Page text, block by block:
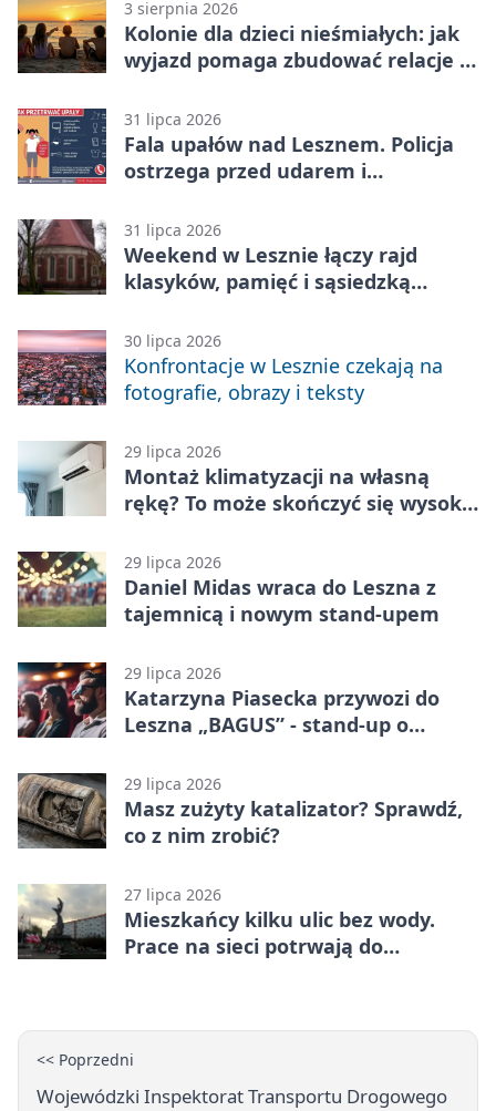
3 sierpnia 2026
Kolonie dla dzieci nieśmiałych: jak
wyjazd pomaga zbudować relacje z
31 lipca 2026
Fala upałów nad Lesznem. Policja
ostrzega przed udarem i
31 lipca 2026
Weekend w Lesznie łączy rajd
klasyków, pamięć i sąsiedzką
30 lipca 2026
Konfrontacje w Lesznie czekają na
fotografie, obrazy i teksty
29 lipca 2026
Montaż klimatyzacji na własną
rękę? To może skończyć się wysoką
29 lipca 2026
Daniel Midas wraca do Leszna z
tajemnicą i nowym stand-upem
29 lipca 2026
Katarzyna Piasecka przywozi do
Leszna „BAGUS” - stand-up o
29 lipca 2026
Masz zużyty katalizator? Sprawdź,
co z nim zrobić?
27 lipca 2026
Mieszkańcy kilku ulic bez wody.
Prace na sieci potrwają do
<< Poprzedni
Wojewódzki Inspektorat Transportu Drogowego